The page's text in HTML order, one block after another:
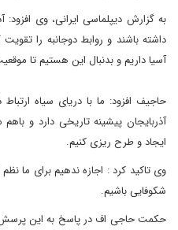
به گزارش دیپلماسی ایرانی، وی افزود:
داشته باشند و روابط دوجانبه را تقویت
آسیا داریم و بدنبال این هستیم تا
حاجیف افزود: ما با دریای سیاه
آذربایجان پیشینه تاریخی دارد و
ایجاد و طرح ریزی کنیم.
وی تاکید کرد : اجازه ندهیم برای ما
شکوفایی باشیم.
حکمت حاجی اف در پاسخ به این پرسش